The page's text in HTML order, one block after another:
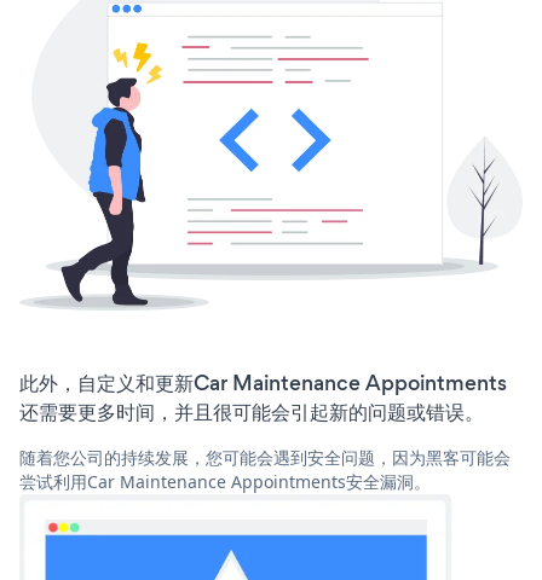
此外，自定义和更新Car Maintenance Appointments
还需要更多时间，并且很可能会引起新的问题或错误。
随着您公司的持续发展，您可能会遇到安全问题，因为黑客可能会
尝试利用Car Maintenance Appointments安全漏洞。